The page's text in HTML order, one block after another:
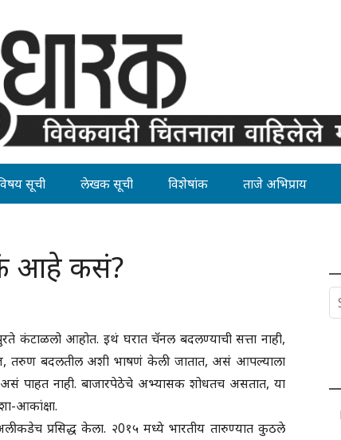
सूची लेखक सूची विशेषांक ताजे अभिप्राय
आहे कसं?
कंटाळलो आहोत. इथं घरात चॅनल बदलण्याची सत्ता नाही,
तरुण बदलतील अशी भाषणं केली जातात, असं आपल्याला
असं पाहत नाही. बाजारपेठेचे अभ्यासक शोधतच असतात, या
आकांक्षा.
प्रसिद्ध केला. २0१५ मध्ये भारतीय तारुण्यात कुठले